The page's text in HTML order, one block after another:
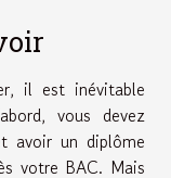
il est inévitable
vous devez
avoir un diplôme
votre BAC. Mais